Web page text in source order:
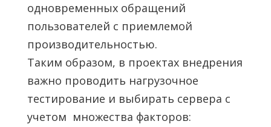
одновременных обращений
пользователей с приемлемой
производительностью.
Таким образом, в проектах внедрения
важно проводить нагрузочное
тестирование и выбирать сервера с
учетом множества факторов: